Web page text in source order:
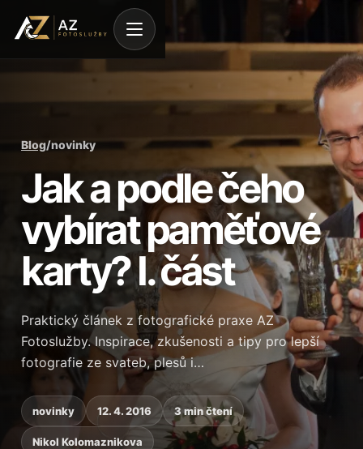
Blog/novinky
Jak a podle čeho
vybírat paměťové
karty? I. část
Praktický článek z fotografické praxe AZ
Fotoslužby. Inspirace, zkušenosti a tipy pro lepší
fotografie ze svateb, plesů i…
novinky 12. 4. 2016 3 min čtení
Nikol Kolomaznikova